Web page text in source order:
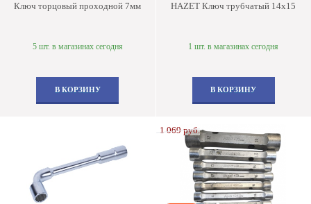
Ключ торцовый проходной 7мм
5 шт. в магазинах сегодня
В КОРЗИНУ
HAZET Ключ трубчатый 14х15
1 шт. в магазинах сегодня
В КОРЗИНУ
1 069 руб.